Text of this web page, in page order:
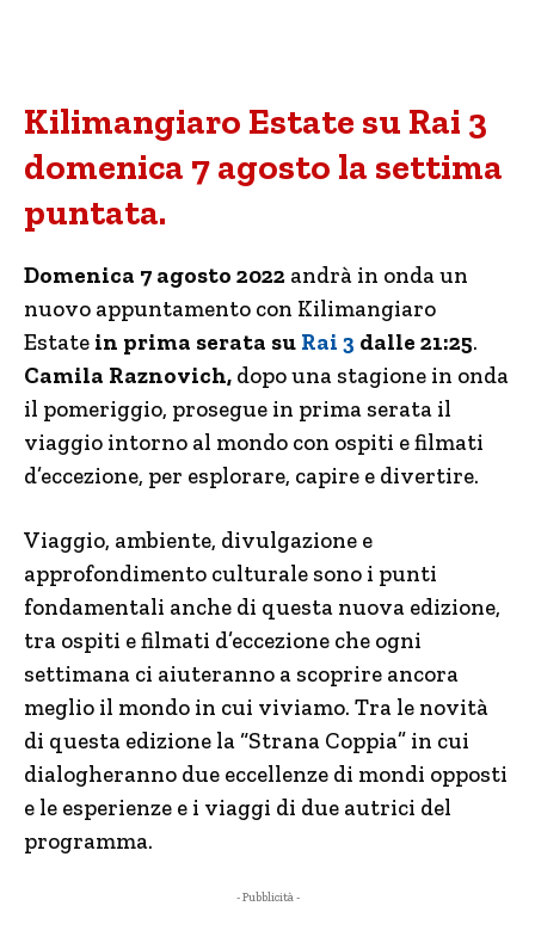
Kilimangiaro Estate su Rai 3
domenica 7 agosto la settima
puntata.
Domenica 7 agosto 2022 andrà in onda un
nuovo appuntamento con Kilimangiaro
Estate in prima serata su Rai 3 dalle 21:25.
Camila Raznovich, dopo una stagione in onda
il pomeriggio, prosegue in prima serata il
viaggio intorno al mondo con ospiti e filmati
d’eccezione, per esplorare, capire e divertire.
Viaggio, ambiente, divulgazione e
approfondimento culturale sono i punti
fondamentali anche di questa nuova edizione,
tra ospiti e filmati d’eccezione che ogni
settimana ci aiuteranno a scoprire ancora
meglio il mondo in cui viviamo. Tra le novità
di questa edizione la “Strana Coppia” in cui
dialogheranno due eccellenze di mondi opposti
e le esperienze e i viaggi di due autrici del
programma.
- Pubblicità -